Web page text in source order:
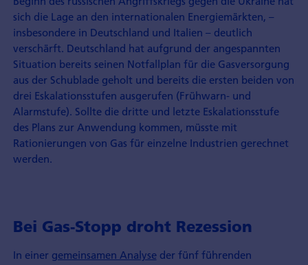
sich die Lage an den internationalen Energiemärkten, –
insbesondere in Deutschland und Italien – deutlich
verschärft. Deutschland hat aufgrund der angespannten
Situation bereits seinen Notfallplan für die Gasversorgung
aus der Schublade geholt und bereits die ersten beiden von
drei Eskalationsstufen ausgerufen (Frühwarn- und
Alarmstufe). Sollte die dritte und letzte Eskalationsstufe
des Plans zur Anwendung kommen, müsste mit
Rationierungen von Gas für einzelne Industrien gerechnet
werden.
Bei Gas-Stopp droht Rezession
In einer gemeinsamen Analyseder fünf führenden